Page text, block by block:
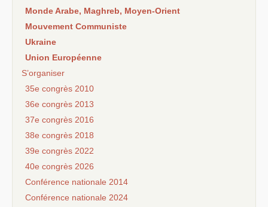
Monde Arabe, Maghreb, Moyen-Orient
Mouvement Communiste
Ukraine
Union Européenne
S’organiser
35e congrès 2010
36e congrès 2013
37e congrès 2016
38e congrès 2018
39e congrès 2022
40e congrès 2026
Conférence nationale 2014
Conférence nationale 2024